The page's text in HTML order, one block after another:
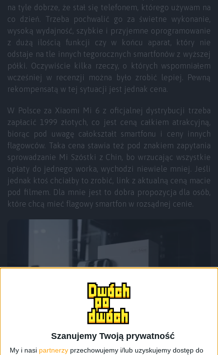
Szanujemy Twoją prywatność
My i nasi partnerzy przechowujemy i/lub uzyskujemy dostęp do
na tyle dobrze, że stał się telefonem, którego używam na
co dzień. Trzeba pochwalić go za świetne wykonanie,
wysoką wydajność, szybkie i przyjemne oprogramowanie
z dużą ilością funkcji czy w końcu aparat, który nie
odstaje na tle innych tegorocznych smartfonów z wyższej
półki. Oczywiście kilka rzeczy, o których wspomniałem
wcześniej w recenzji można było zrobić lepiej. Pewną
rekompensatą w tej sytuacji jest jednak cena.
W Polsce za Xiaomi Mi 6 z oficjalnej dystrybucji trzeba
zapłacić 1999 złotych, co jest ceną całkiem atrakcyjną,
biorąc pod uwagę całokształt smartfonu i ceny innych
flagowców. Taka cena stawia też pod znakiem zapytania
sprowadzanie Mi Szóstki z Chin, bo wrzucając wszystkie
opłaty do jednego worka, wychodzi niewiele mniej. Jeśli
jednak ktoś chciałby to zrobić, link z aktualną ceną macie
pod filmem. Dla mnie jest to dobra propozycja dla osób,
które chcą mieć flagowy smartfon w rozsądnej cenie.